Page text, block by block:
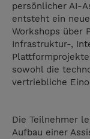
persönlicher AI-
entsteht ein
Workshops über
Infrastruktur-,
sowohl die
vertriebliche
Die Teilnehmer
Aufbau einer